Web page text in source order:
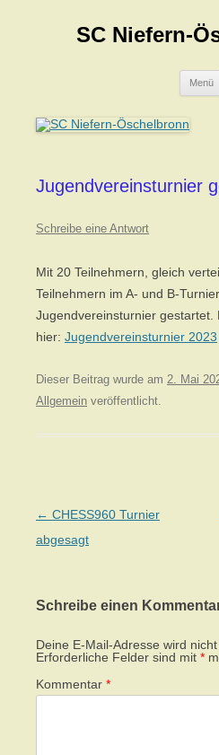
SC Niefern-
Menü
Jugendvereinsturnier
Schreibe eine Antwort
Mit 20 Teilnehmern, gleich
Teilnehmern im A- und B-
Jugendvereinsturnier gestartet.
hier: Jugendvereinsturnier 2023
Dieser Beitrag wurde am 2. Mai
Allgemein veröffentlicht.
Beitragsnavigation
← CHESS960 Turnier
abgesagt
Schreibe einen
Deine E-Mail-Adresse wird
Erforderliche Felder sind mit *
Kommentar *